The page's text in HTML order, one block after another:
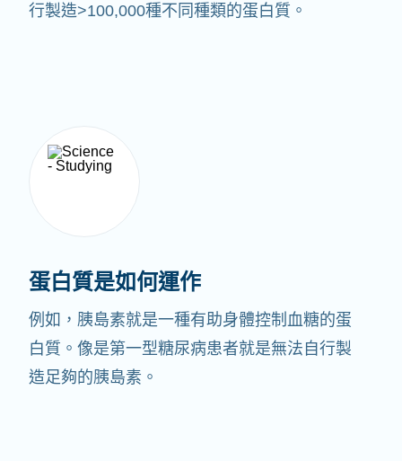
行製造>100,000種不同種類的蛋白質。
蛋白質是如何運作
例如，胰島素就是一種有助身體控制血糖的蛋
白質。像是第一型糖尿病患者就是無法自行製
造足夠的胰島素。